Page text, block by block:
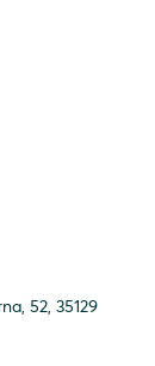
52, 35129